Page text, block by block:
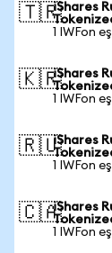
🇹🇷iShares
1 IWFon
🇰🇷iShares
1 IWFon
🇷🇺iShares
1 IWFon
🇨🇦iShares
1 IWFon